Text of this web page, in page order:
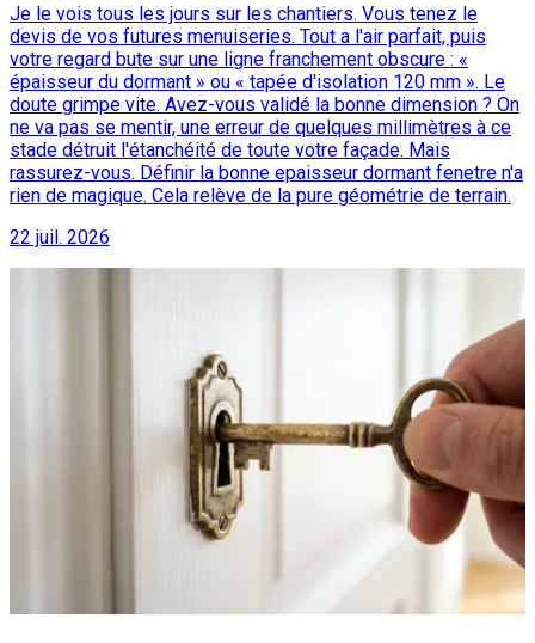
Je le vois tous les jours sur les chantiers. Vous tenez le
devis de vos futures menuiseries. Tout a l'air parfait, puis
votre regard bute sur une ligne franchement obscure : «
épaisseur du dormant » ou « tapée d'isolation 120 mm ». Le
doute grimpe vite. Avez-vous validé la bonne dimension ? On
ne va pas se mentir, une erreur de quelques millimètres à ce
stade détruit l'étanchéité de toute votre façade. Mais
rassurez-vous. Définir la bonne epaisseur dormant fenetre n'a
rien de magique. Cela relève de la pure géométrie de terrain.
22 juil. 2026